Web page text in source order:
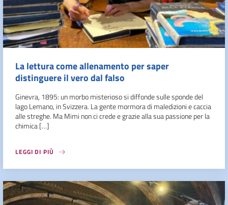
La lettura come allenamento per saper
distinguere il vero dal falso
Ginevra, 1895: un morbo misterioso si diffonde sulle sponde del
lago Lemano, in Svizzera. La gente mormora di maledizioni e caccia
alle streghe. Ma Mimi non ci crede e grazie alla sua passione per la
chimica […]
LEGGI DI PIÙ